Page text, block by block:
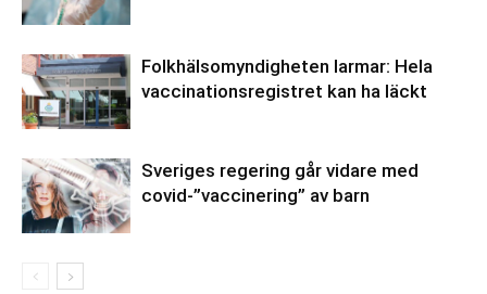
Folkhälsomyndigheten larmar: Hela
vaccinationsregistret kan ha läckt
Sveriges regering går vidare med
covid-”vaccinering” av barn